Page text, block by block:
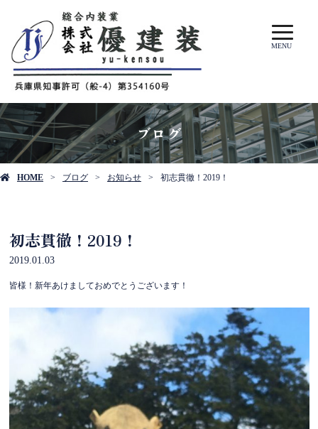
MENU
ブログ
HOME ブログ お知らせ 初志貫徹！2019！
初志貫徹！2019！
2019.01.03
皆様！新年あけましておめでとうございます！